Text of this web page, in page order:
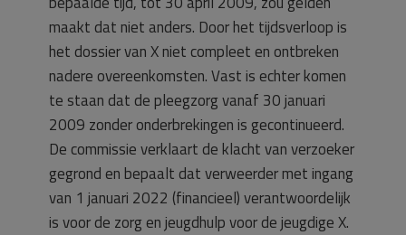
maakt dat niet anders. Door het tijdsverloop is
het dossier van X niet compleet en ontbreken
nadere overeenkomsten. Vast is echter komen
te staan dat de pleegzorg vanaf 30 januari
2009 zonder onderbrekingen is gecontinueerd.
De commissie verklaart de klacht van verzoeker
gegrond en bepaalt dat verweerder met ingang
van 1 januari 2022 (financieel) verantwoordelijk
is voor de zorg en jeugdhulp voor de jeugdige X.